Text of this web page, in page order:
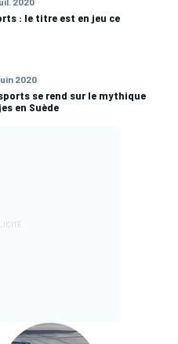
: le titre est en jeu ce
2020
se rend sur le mythique
en Suède